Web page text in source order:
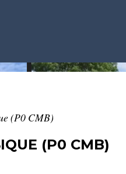
(P0 CMB)
(P0 CMB)